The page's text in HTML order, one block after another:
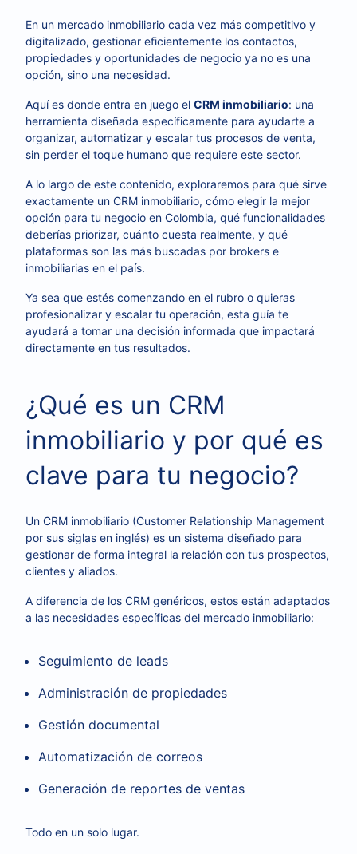
En un mercado inmobiliario cada vez más competitivo y
digitalizado, gestionar eficientemente los contactos,
propiedades y oportunidades de negocio ya no es una
opción, sino una necesidad.
Aquí es donde entra en juego el CRM inmobiliario: una
herramienta diseñada específicamente para ayudarte a
organizar, automatizar y escalar tus procesos de venta,
sin perder el toque humano que requiere este sector.
A lo largo de este contenido, exploraremos para qué sirve
exactamente un CRM inmobiliario, cómo elegir la mejor
opción para tu negocio en Colombia, qué funcionalidades
deberías priorizar, cuánto cuesta realmente, y qué
plataformas son las más buscadas por brokers e
inmobiliarias en el país.
Ya sea que estés comenzando en el rubro o quieras
profesionalizar y escalar tu operación, esta guía te
ayudará a tomar una decisión informada que impactará
directamente en tus resultados.
¿Qué es un CRM
inmobiliario y por qué es
clave para tu negocio?
Un CRM inmobiliario (Customer Relationship Management
por sus siglas en inglés) es un sistema diseñado para
gestionar de forma integral la relación con tus prospectos,
clientes y aliados.
A diferencia de los CRM genéricos, estos están adaptados
a las necesidades específicas del mercado inmobiliario:
Seguimiento de leads
Administración de propiedades
Gestión documental
Automatización de correos
Generación de reportes de ventas
Todo en un solo lugar.